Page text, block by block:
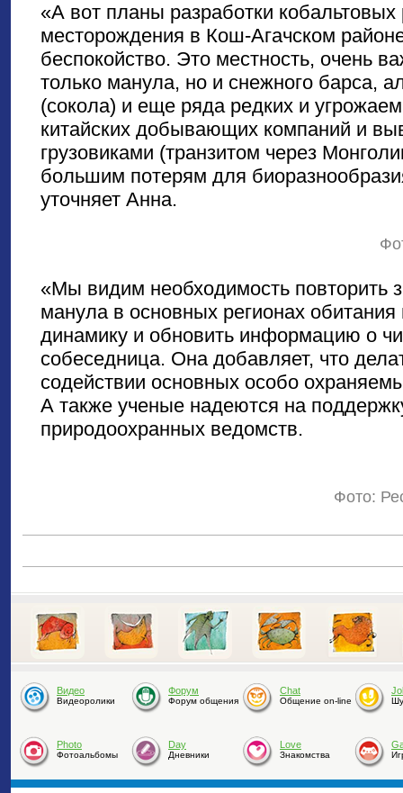
«А вот планы разработки кобальтовых
месторождения в Кош-Агачском
беспокойство. Это местность, очень
только манула, но и снежного барса,
(сокола) и еще ряда редких и
китайских добывающих компаний и
грузовиками (транзитом через
большим потерям для
уточняет Анна.
«Мы видим необходимость повторить
манула в основных регионах
динамику и обновить информацию о
собеседница. Она добавляет, что
содействии основных особо
А также ученые надеются на
природоохранных ведомств.
Фото:
Видео
Видеоролики
Форум
Форум общения
Chat
Общение on-line
Photo
Фотоальбомы
Day
Дневники
Love
Знакомства